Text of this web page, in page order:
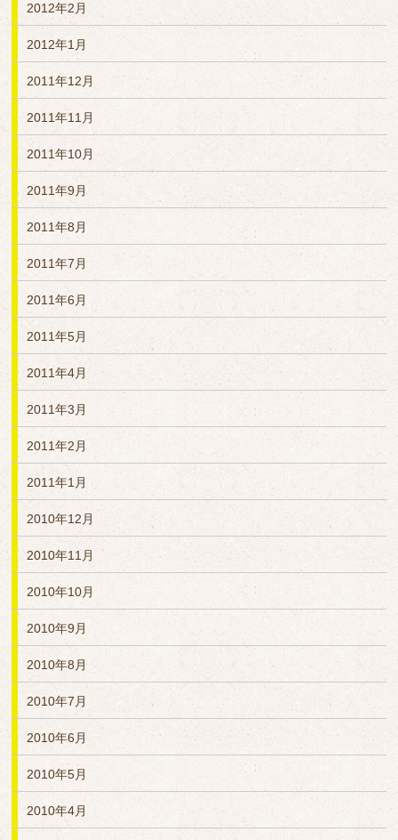
2012年2月
2012年1月
2011年12月
2011年11月
2011年10月
2011年9月
2011年8月
2011年7月
2011年6月
2011年5月
2011年4月
2011年3月
2011年2月
2011年1月
2010年12月
2010年11月
2010年10月
2010年9月
2010年8月
2010年7月
2010年6月
2010年5月
2010年4月